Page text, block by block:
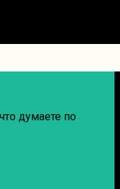
думаете по